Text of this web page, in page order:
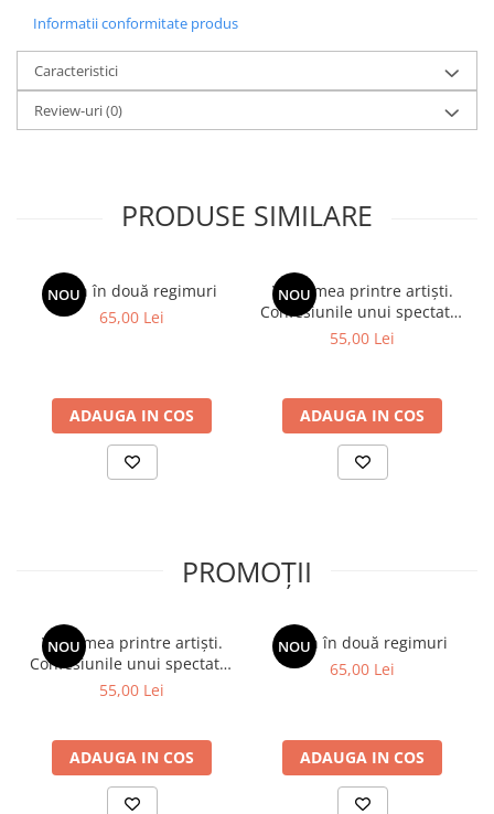
Informatii conformitate produs
Caracteristici
Review-uri(0)
PRODUSE SIMILARE
NOU
Spion în două regimuri
65,00 Lei
ADAUGA IN COS
NOU
Viața mea printre artiști.
Confesiunile unui spectator
fidel
55,00 Lei
ADAUGA IN COS
PROMOȚII
NOU
Viața mea printre artiști.
Confesiunile unui spectator
fidel
55,00 Lei
ADAUGA IN COS
NOU
Spion în două regimuri
65,00 Lei
ADAUGA IN COS